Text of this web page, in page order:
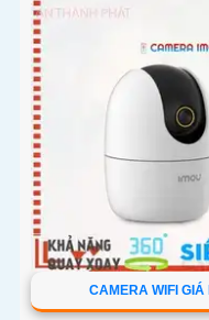
CAMERA WIFI